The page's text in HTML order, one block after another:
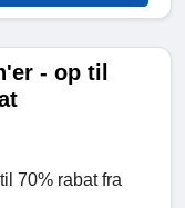
- op til
70% rabat fra